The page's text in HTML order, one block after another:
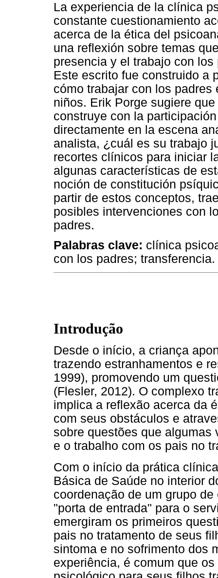
La experiencia de la clínica
constante cuestionamiento
acerca de la ética del
una reflexión sobre temas
presencia y el trabajo con
Este escrito fue construido a
cómo trabajar con los
niños. Erik Porge sugiere
construye con la
directamente en la escena
analista, ¿cuál es su trabajo
recortes clínicos para iniciar
algunas características de
noción de constitución
partir de estos conceptos,
posibles intervenciones con
padres.
Palabras clave: clínica
con los padres; transferencia.
Introdução
Desde o início, a criança
trazendo estranhamentos e
1999), promovendo um
(Flesler, 2012). O complexo
implica a reflexão acerca da
com seus obstáculos e
sobre questões que
e o trabalho com os pais no
Com o início da prática
Básica de Saúde no interior
coordenação de um grupo
"porta de entrada" para o
emergiram os primeiros
pais no tratamento de seus
sintoma e no sofrimento dos
experiência, é comum que